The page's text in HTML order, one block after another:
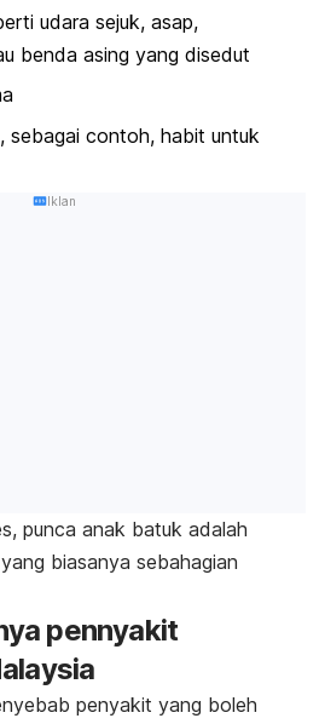
udara sejuk, asap,
benda asing yang disedut
sebagai contoh, habit untuk
Iklan
punca anak batuk adalah
biasanya sebahagian
pennyakit
penyakit yang boleh